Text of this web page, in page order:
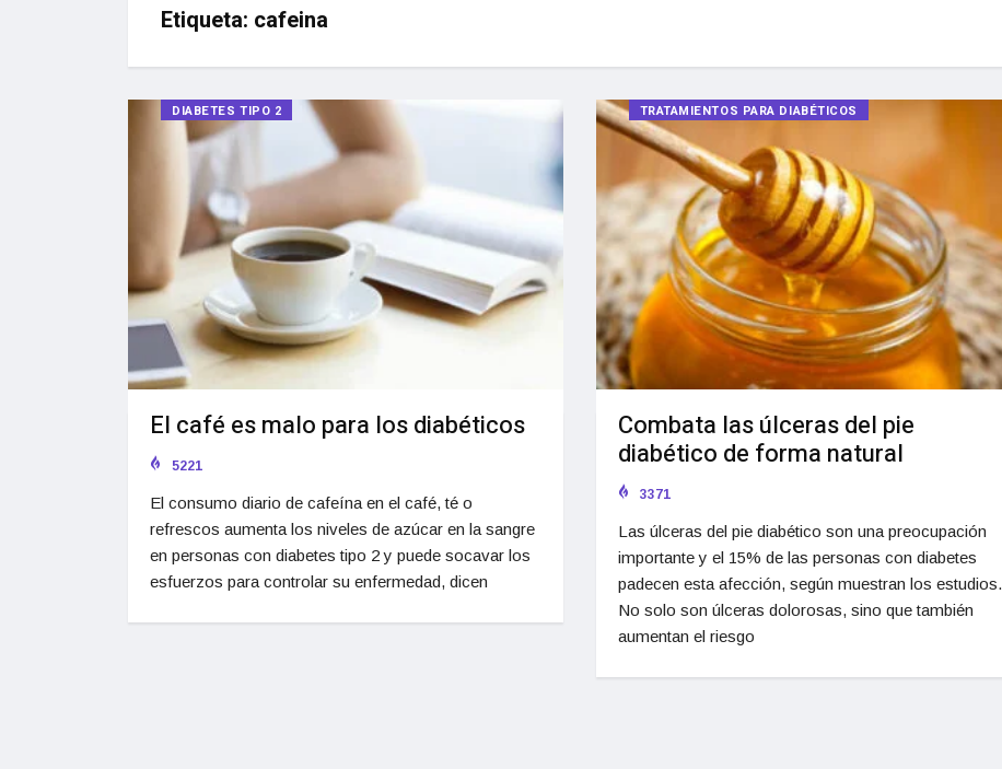
Etiqueta: cafeina
DIABETES TIPO 2
El café es malo para los diabéticos
5221
El consumo diario de cafeína en el café, té o
refrescos aumenta los niveles de azúcar en la sangre
en personas con diabetes tipo 2 y puede socavar los
esfuerzos para controlar su enfermedad, dicen
TRATAMIENTOS PARA DIABÉTICOS
Combata las úlceras del pie
diabético de forma natural
3371
Las úlceras del pie diabético son una preocupación
importante y el 15% de las personas con diabetes
padecen esta afección, según muestran los estudios.
No solo son úlceras dolorosas, sino que también
aumentan el riesgo